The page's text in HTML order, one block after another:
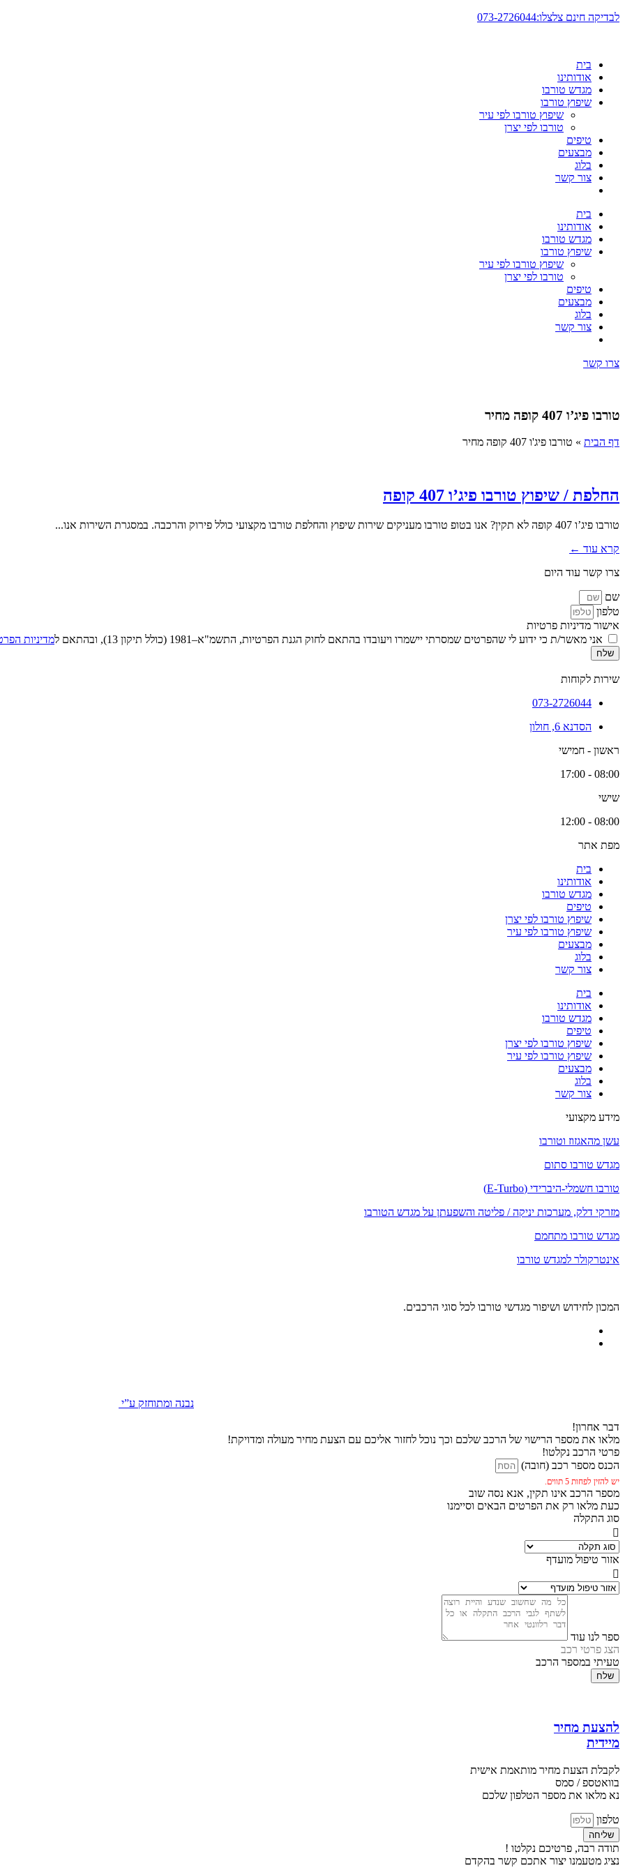
דלג
לבדיקה חינם צלצלו:073-2726044
בית
אודותינו
מגדש טורבו
שיפוץ טורבו
שיפוץ טורבו לפי עיר
טורבו לפי יצרן
טיפים
מבצעים
בלוג
צור קשר
בית
אודותינו
מגדש טורבו
שיפוץ טורבו
שיפוץ טורבו לפי עיר
טורבו לפי יצרן
טיפים
מבצעים
בלוג
צור קשר
צרו קשר
טורבו פיג’ו 407 קופה מחיר
דף הבית » טורבו פיג'ו 407 קופה מחיר
החלפת / שיפוץ טורבו פיג’ו 407 קופה
טורבו פיג’ו 407 קופה לא תקין? אנו בטופ טורבו מעניקים שירות שיפוץ והחלפת טורבו מקצועי כולל פירוק והרכבה. במסגרת השירות אנו...
קרא עוד ←
צרו קשר עוד היום
שם
טלפון
אישור מדיניות פרטיות
אני מאשר/ת כי ידוע לי שהפרטים שמסרתי יישמרו ויעובדו בהתאם לחוק הגנת הפרטיות, התשמ"א–1981 (כולל תיקון 13), ובהתאם ל
מדיניות
שלח
שירות לקוחות
073-2726044
הסדנא 6, חולון
ראשון - חמישי
08:00 - 17:00
שישי
08:00 - 12:00
מפת אתר
בית
אודותינו
מגדש טורבו
טיפים
שיפוץ טורבו לפי יצרן
שיפוץ טורבו לפי עיר
מבצעים
בלוג
צור קשר
בית
אודותינו
מגדש טורבו
טיפים
שיפוץ טורבו לפי יצרן
שיפוץ טורבו לפי עיר
מבצעים
בלוג
צור קשר
מידע מקצועי
עשן מהאגזוז וטורבו
מגדש טורבו סתום
טורבו חשמלי-היברידי (E-Turbo)
מזרקי דלק, מערכות יניקה / פליטה והשפעתן על מגדש הטורבו
מגדש טורבו מתחמם
אינטרקולר למגדש טורבו
המכון לחידוש ושיפור מגדשי טורבו לכל סוגי הרכבים.
נבנה ומתוחזק ע”י
דבר אחרון!
מלאו את מספר הרישוי של הרכב שלכם וכך נוכל לחזור אליכם עם הצעת מחיר מעולה ומדויקת!
פרטי הרכב נקלטו!
הכנס מספר רכב (חובה)
יש להזין לפחות 5 תווים.
מספר הרכב אינו תקין, אנא נסה שוב
כעת מלאו רק את הפרטים הבאים וסיימנו
סוג התקלה
אזור טיפול מועדף
ספר לנו עוד
הצג פרטי רכב
טעיתי במספר הרכב
שלח
להצעת מחיר
מיידית
לקבלת הצעת מחיר מותאמת אישית
בוואטספ / סמס
נא מלאו את מספר הטלפון שלכם
טלפון
שליחה
תודה רבה, פרטיכם נקלטו !
נציג מטעמנו יצור אתכם קשר בהקדם